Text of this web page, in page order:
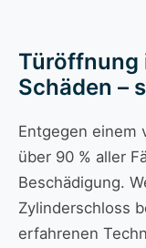
Türöffnung
Schäden –
Entgegen einem
über 90 % aller
Beschädigung.
Zylinderschloss
erfahrenen